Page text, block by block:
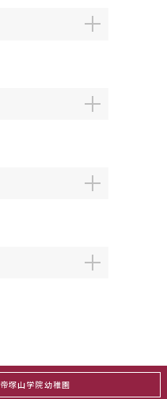
帝塚山学院幼稚園